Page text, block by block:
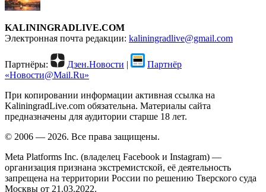
KALININGRADLIVE.COM
Электронная почта редакции: kaliningradlive@gmail.com
Партнёры: Дзен.Новости |
Партнёр
«Новости@Mail.Ru»
При копировании информации активная ссылка на
KaliningradLive.com обязательна. Материалы сайта
предназначены для аудитории старше 18 лет.
© 2006 — 2026. Все права защищены.
Meta Platforms Inc. (владелец Facebook и Instagram) —
организация признана экстремистской, её деятельность
запрещена на территории России по решению Тверского суда
Москвы от 21.03.2022.